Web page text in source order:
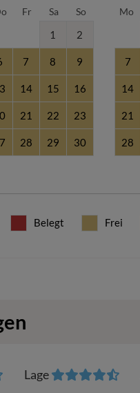
Fr Sa So Mo
1 2
7 8 9
14 15 16
21 22 23
28 29 30
7
14
21
28
Belegt Frei
Lage